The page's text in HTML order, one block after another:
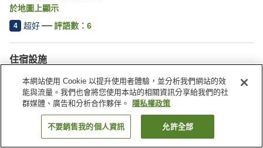
於地圖上顯示
4 超好 評語數： 6
住宿設施
停車場
多功能室
共用廚房
接送服務
找客房
本網站使用 Cookie 以提升使用者體驗，並分析我們網站的效
能與流量。我們也會將您使用本站的相關資訊分享給我們的社
群媒體、廣告和分析合作夥伴。
隱私權政策
不要銷售我的個人資訊 允許全部